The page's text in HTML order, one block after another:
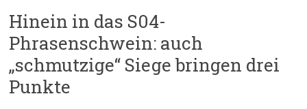
Hinein in das S04-
Phrasenschwein: auch
„schmutzige“ Siege bringen drei
Punkte